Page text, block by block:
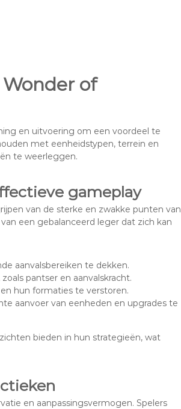
of
en uitvoering om een voordeel te
met eenheidstypen, terrein en
te weerleggen.
gameplay
van de sterke en zwakke punten van
een gebalanceerd leger dat zich kan
aanvalsbereiken te dekken.
pantser en aanvalskracht.
hun formaties te verstoren.
aanvoer van eenheden en upgrades te
bieden in hun strategieën, wat
en aanpassingsvermogen. Spelers